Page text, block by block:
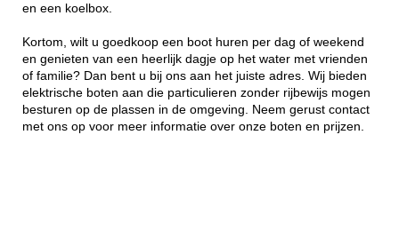
en een koelbox.
Kortom, wilt u goedkoop een boot huren per dag of weekend
en genieten van een heerlijk dagje op het water met vrienden
of familie? Dan bent u bij ons aan het juiste adres. Wij bieden
elektrische boten aan die particulieren zonder rijbewijs mogen
besturen op de plassen in de omgeving. Neem gerust contact
met ons op voor meer informatie over onze boten en prijzen.